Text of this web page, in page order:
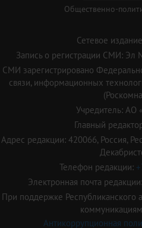
Общественно-
Сетевое
Запись о регистрации СМИ:
СМИ зарегистрировано
связи, информационных
Учредитель: АО
Главный
Адрес редакции: 420066, Россия,
Телефон редакции:
Электронная почта редакции:
При поддержке Республиканского
Антикоррупционная